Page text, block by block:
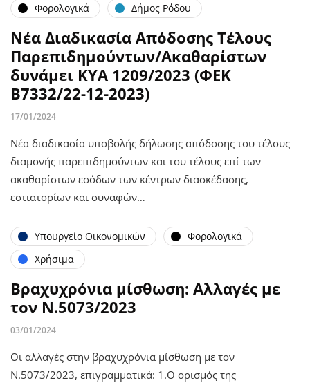
Φορολογικά Δήμος Ρόδου
Νέα Διαδικασία Απόδοσης Τέλους
Παρεπιδημούντων/Ακαθαρίστων
δυνάμει ΚΥΑ 1209/2023 (ΦΕΚ
Β΄7332/22-12-2023)
17/01/2024
Νέα διαδικασία υποβολής δήλωσης απόδοσης του τέλους
διαμονής παρεπιδημούντων και του τέλους επί των
ακαθαρίστων εσόδων των κέντρων διασκέδασης,
εστιατορίων και συναφών…
Υπουργείο Οικονομικών
Φορολογικά
Χρήσιμα
Βραχυχρόνια μίσθωση: Αλλαγές με
τον Ν.5073/2023
03/01/2024
Οι αλλαγές στην βραχυχρόνια μίσθωση με τον
Ν.5073/2023, επιγραμματικά: 1.Ο ορισμός της